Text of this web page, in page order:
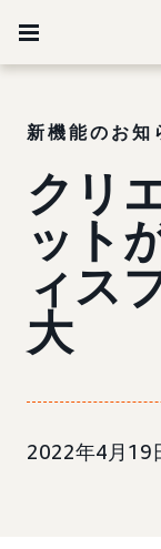
新機能のお知
クリ
ット
ィス
大
2022年4月19